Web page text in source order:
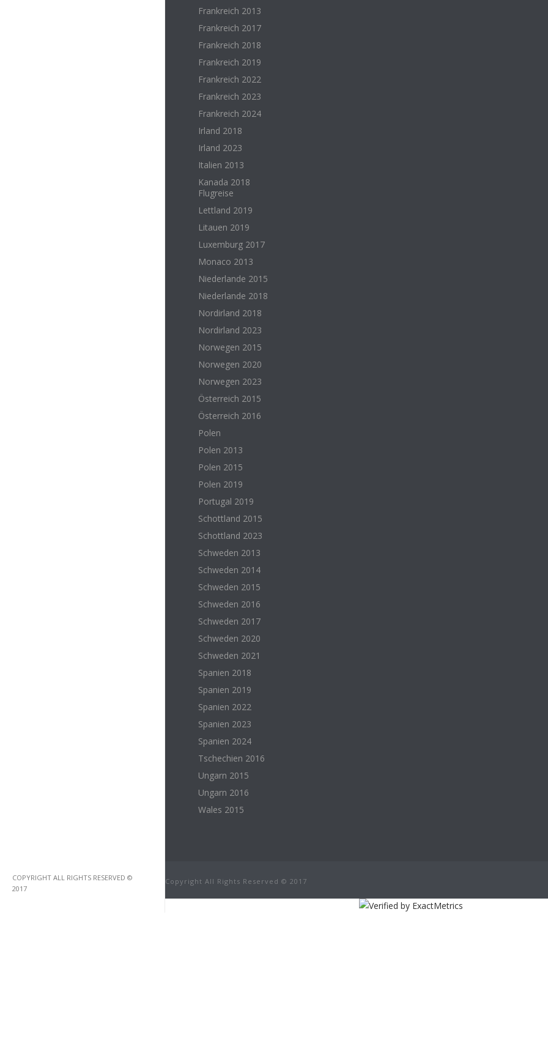
COPYRIGHT ALL RIGHTS RESERVED ©
2017
Frankreich 2013
Frankreich 2017
Frankreich 2018
Frankreich 2019
Frankreich 2022
Frankreich 2023
Frankreich 2024
Irland 2018
Irland 2023
Italien 2013
Kanada 2018
Flugreise
Lettland 2019
Litauen 2019
Luxemburg 2017
Monaco 2013
Niederlande 2015
Niederlande 2018
Nordirland 2018
Nordirland 2023
Norwegen 2015
Norwegen 2020
Norwegen 2023
Österreich 2015
Österreich 2016
Polen
Polen 2013
Polen 2015
Polen 2019
Portugal 2019
Schottland 2015
Schottland 2023
Schweden 2013
Schweden 2014
Schweden 2015
Schweden 2016
Schweden 2017
Schweden 2020
Schweden 2021
Spanien 2018
Spanien 2019
Spanien 2022
Spanien 2023
Spanien 2024
Tschechien 2016
Ungarn 2015
Ungarn 2016
Wales 2015
Copyright All Rights Reserved © 2017